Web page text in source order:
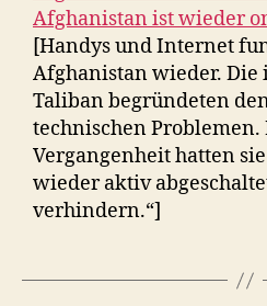
Afghanistan ist wieder
[Handys und Internet
Afghanistan wieder. Die
Taliban begründeten
technischen Problemen.
Vergangenheit hatten
wieder aktiv
verhindern.“]